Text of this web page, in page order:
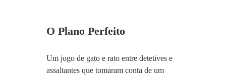
O Plano Perfeito
Um jogo de gato e rato entre detetives e
assaltantes que tomaram conta de um